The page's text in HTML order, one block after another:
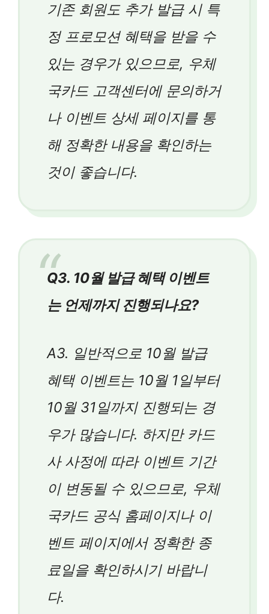
기존 회원도 추가 발급 시 특
정 프로모션 혜택을 받을 수
있는 경우가 있으므로, 우체
국카드 고객센터에 문의하거
나 이벤트 상세 페이지를 통
해 정확한 내용을 확인하는
것이 좋습니다.
Q3. 10월 발급 혜택 이벤트
는 언제까지 진행되나요?
A3. 일반적으로 10월 발급
혜택 이벤트는 10월 1일부터
10월 31일까지 진행되는 경
우가 많습니다. 하지만 카드
사 사정에 따라 이벤트 기간
이 변동될 수 있으므로, 우체
국카드 공식 홈페이지나 이
벤트 페이지에서 정확한 종
료일을 확인하시기 바랍니
다.